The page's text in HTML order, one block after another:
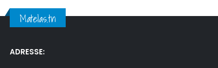
Matelas.tn
ADRESSE: